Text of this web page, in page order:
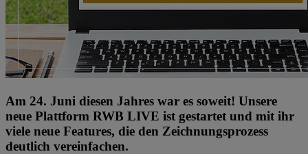
Am 24. Juni diesen Jahres war es soweit! Unsere
neue Plattform RWB LIVE ist gestartet und mit ihr
viele neue Features, die den Zeichnungs­prozess
deutlich vereinfachen.